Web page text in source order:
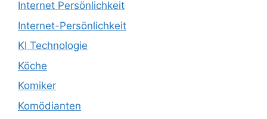
Internet Persönlichkeit
Internet-Persönlichkeit
KI Technologie
Köche
Komiker
Komödianten